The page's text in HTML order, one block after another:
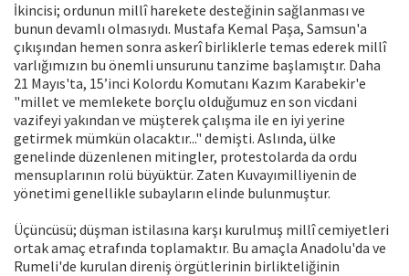
İkincisi; ordunun millî harekete desteğinin sağlanması ve
bunun devamlı olmasıydı. Mustafa Kemal Paşa, Samsun'a
çıkışından hemen sonra askerî birliklerle temas ederek millî
varlığımızın bu önemli unsurunu tanzime başlamıştır. Daha
21 Mayıs'ta, 15’inci Kolordu Komutanı Kazım Karabekir'e
"millet ve memlekete borçlu olduğumuz en son vicdani
vazifeyi yakından ve müşterek çalışma ile en iyi yerine
getirmek mümkün olacaktır..." demişti. Aslında, ülke
genelinde düzenlenen mitingler, protestolarda da ordu
mensuplarının rolü büyüktür. Zaten Kuvayımilliyenin de
yönetimi genellikle subayların elinde bulunmuştur.
Üçüncüsü; düşman istilasına karşı kurulmuş millî cemiyetleri
ortak amaç etrafında toplamaktır. Bu amaçla Anadolu'da ve
Rumeli'de kurulan direniş örgütlerinin birlikteliğinin